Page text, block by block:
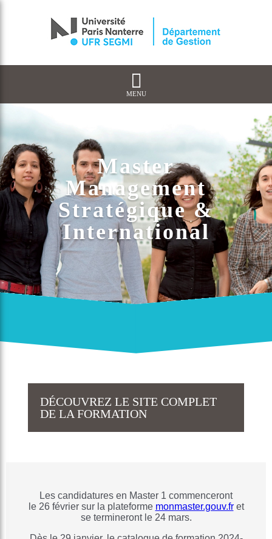
MENU
Master
Management
Stratégique &
International
DÉCOUVREZ LE SITE COMPLET
DE LA FORMATION
Les candidatures en Master 1 commenceront
le 26 février sur la plateforme monmaster.gouv.fret
se termineront le 24 mars.